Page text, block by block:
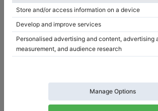
Azienda
Carlingford Music
Carlingford/ Australia
Concessionario ufficiale di:Casio,
Chiaro